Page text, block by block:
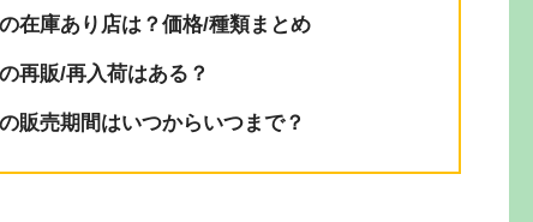
在庫あり店は？価格/種類まとめ
再販/再入荷はある？
販売期間はいつからいつまで？